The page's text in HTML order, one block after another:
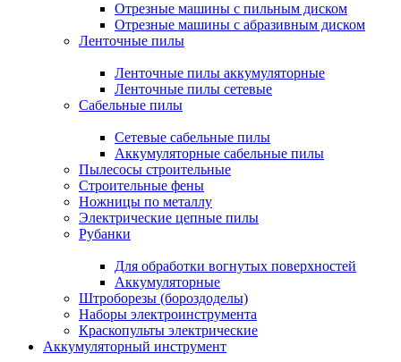
Отрезные машины с пильным диском
Отрезные машины с абразивным диском
Ленточные пилы
Ленточные пилы аккумуляторные
Ленточные пилы сетевые
Сабельные пилы
Сетевые сабельные пилы
Аккумуляторные сабельные пилы
Пылесосы строительные
Строительные фены
Ножницы по металлу
Электрические цепные пилы
Рубанки
Для обработки вогнутых поверхностей
Аккумуляторные
Штроборезы (бороздоделы)
Наборы электроинструмента
Краскопульты электрические
Аккумуляторный инструмент